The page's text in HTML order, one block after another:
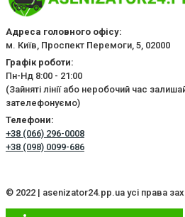
Адреса головного офісу:
м. Київ, Проспект Перемоги, 5, 02000
Графік роботи:
Пн-Нд 8:00 - 21:00
(Зайняті лінії або неробочий час
зателефонуємо)
Телефони:
+38 (066) 296-0008
+38 (098) 0099-686
© 2022 | asenizator24.pp.ua усі права